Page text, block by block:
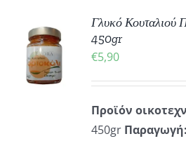
Γλυκό Κουταλιού
450gr
€5,90
Προϊόν
450gr Παραγωγή: